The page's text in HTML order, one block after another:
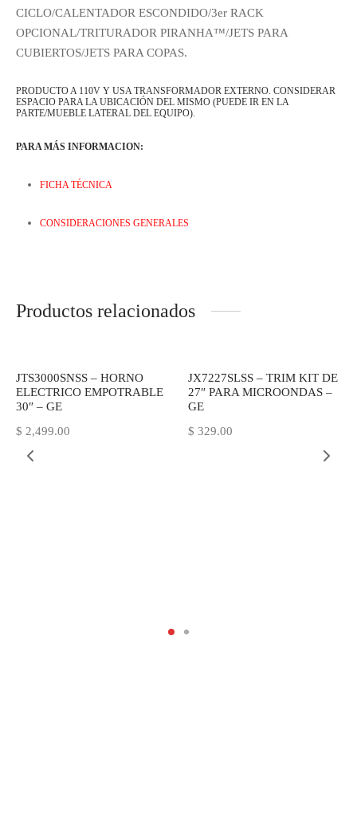
CICLO/CALENTADOR ESCONDIDO/3er RACK
OPCIONAL/TRITURADOR PIRANHA™/JETS PARA
CUBIERTOS/JETS PARA COPAS.
PRODUCTO A 110V Y USA TRANSFORMADOR EXTERNO. CONSIDERAR
ESPACIO PARA LA UBICACIÓN DEL MISMO (PUEDE IR EN LA
PARTE/MUEBLE LATERAL DEL EQUIPO).
PARA MÁS INFORMACION:
FICHA TÉCNICA
CONSIDERACIONES GENERALES
Productos relacionados
JTS3000SNSS – HORNO
ELECTRICO EMPOTRABLE
30″ – GE
$ 2,499.00
JX7227SLSS – TRIM KIT DE
27″ PARA MICROONDAS –
GE
$ 329.00